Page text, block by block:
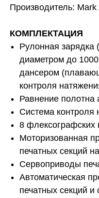
Производитель:
КОМПЛЕКТАЦИЯ
Рулонная зарядка
диаметром до
дансером
контроля
Равнение полотна
Система контроля
8 флексографских
Моторизованная
печатных секций
Сервоприводы
Автоматическая
печатных секций и